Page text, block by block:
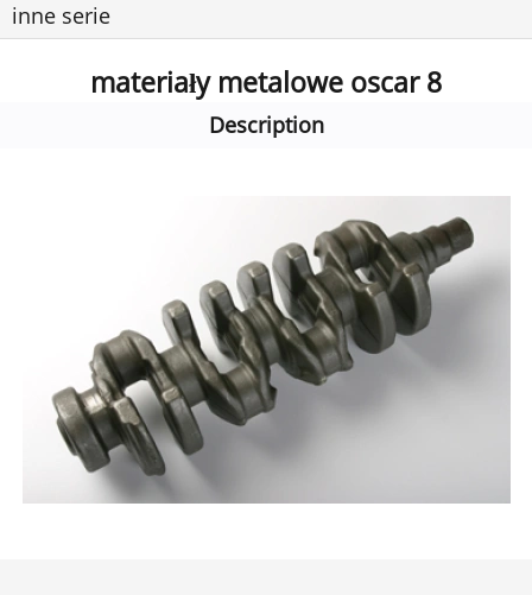
inne serie
materiały metalowe oscar 8
Description